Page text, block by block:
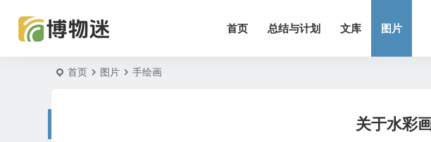
首页 总结与计划 文库 图片
首页 图片 手绘画
关于水彩